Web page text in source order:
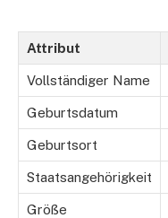
Attribut
Vollständiger Name
Geburtsdatum
Geburtsort
Staatsangehörigkeit
Größe